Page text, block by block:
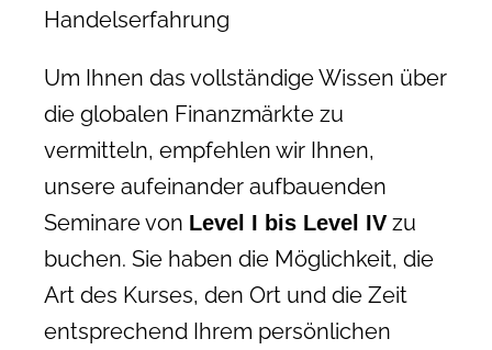
Handelserfahrung
Um Ihnen das vollständige Wissen über
die globalen Finanzmärkte zu
vermitteln, empfehlen wir Ihnen,
unsere aufeinander aufbauenden
Seminare von Level I bis Level IV zu
buchen. Sie haben die Möglichkeit, die
Art des Kurses, den Ort und die Zeit
entsprechend Ihrem persönlichen